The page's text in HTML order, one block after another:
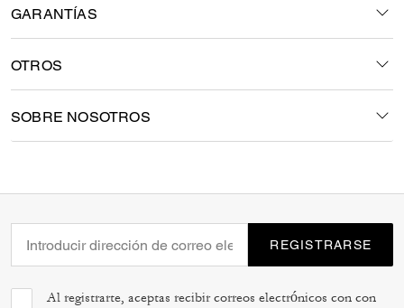
GARANTÍAS
OTROS
SOBRE NOSOTROS
REGISTRARSE
Al registrarte, aceptas recibir correos electrónicos con con